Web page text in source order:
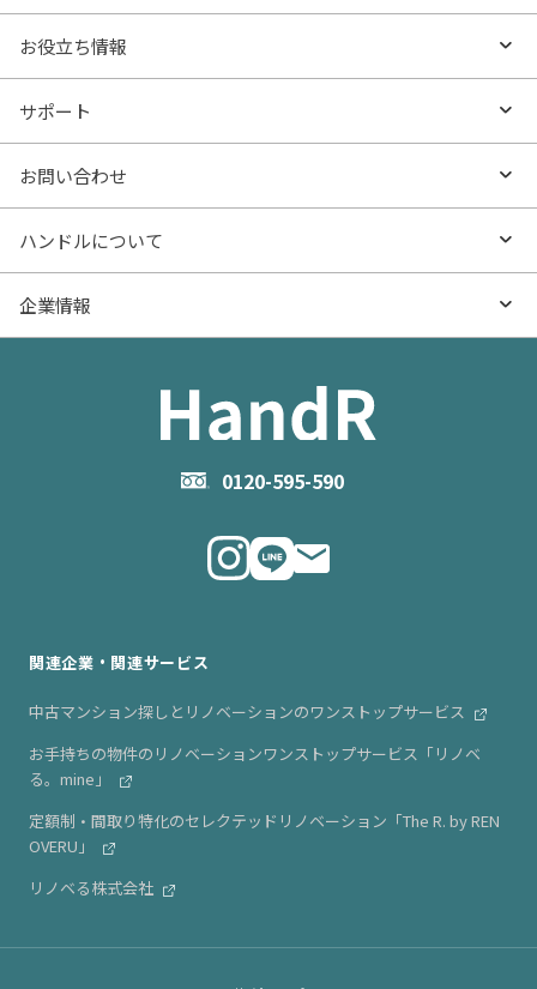
0120-595-590
沿線・駅から探す
特集から探す
価格更新した物件
物件一覧
売りたいTOP
AI査定
売却サービス
お役立ち記事（売却）
お役立ち情報
お役立ち情報TOP
- マンションの基礎知識
- マンション売却
- お金のこと
- 住まいの手引き サイトマップ
サポート
よくあるご質問
お問い合わせ
物件購入のご相談
住み替えのご相談
物件掲載に関するお問い合わせ
ハンドルについて
ハンドルとは
企業情報
関連企業・関連サービス
中古マンション探しとリノベーションのワンストップサービス
お手持ちの物件のリノベーションワンストップサービス「リノベ
る。mine」
定額制・間取り特化のセレクテッドリノベーション「The R. by REN
OVERU」
リノベる株式会社